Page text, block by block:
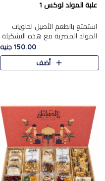
علبة المولد لوكس 1
استمتع بالطعم الأصيل لحلويات
المولد المصرية مع هذه التشكيلة
المختارة بعناية من 9 قطع. تتضمن
التشكيلة جوزرية مع فول،ملبان
150.00 جنيه
أضف